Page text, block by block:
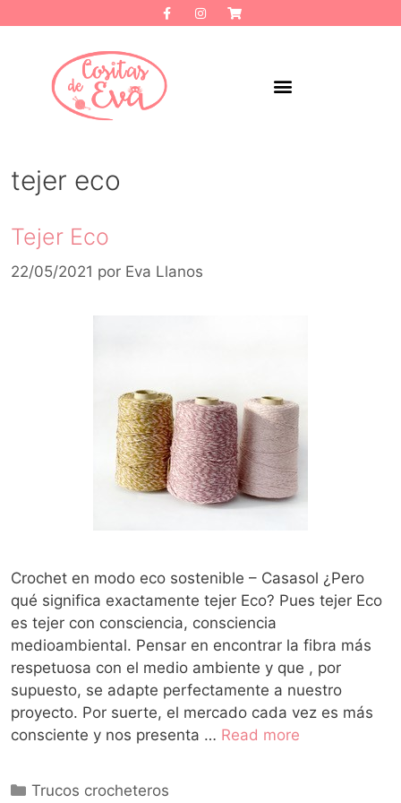
tejer eco
Tejer Eco
22/05/2021 por Eva Llanos
Crochet en modo eco sostenible – Casasol ¿Pero
qué significa exactamente tejer Eco? Pues tejer Eco
es tejer con consciencia, consciencia
medioambiental. Pensar en encontrar la fibra más
respetuosa con el medio ambiente y que , por
supuesto, se adapte perfectamente a nuestro
proyecto. Por suerte, el mercado cada vez es más
consciente y nos presenta … Read more
Trucos crocheteros